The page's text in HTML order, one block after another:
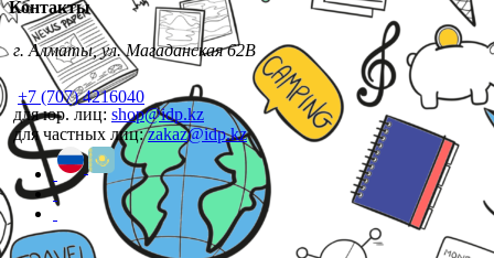
Контакты
г. Алматы, ул. Магаданская 62В
+7 (707) 4216040
для юр. лиц: shop@idp.kz
для частных лиц:zakaz@idp.kz